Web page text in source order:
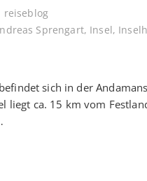
reiseblog
Sprengart, Insel,
sich in der
liegt ca. 15 km vom